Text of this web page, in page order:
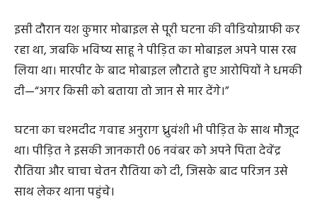
इसी दौरान यश कुमार मोबाइल से पूरी घटना की वीडियोग्राफी कर
रहा था, जबकि भविष्य साहू ने पीड़ित का मोबाइल अपने पास रख
लिया था। मारपीट के बाद मोबाइल लौटाते हुए आरोपियों ने धमकी
दी—“अगर किसी को बताया तो जान से मार देंगे।”
घटना का चश्मदीद गवाह अनुराग ध्रुवंशी भी पीड़ित के साथ मौजूद
था। पीड़ित ने इसकी जानकारी 06 नवंबर को अपने पिता देवेंद्र
रौतिया और चाचा चेतन रौतिया को दी, जिसके बाद परिजन उसे
साथ लेकर थाना पहुंचे।